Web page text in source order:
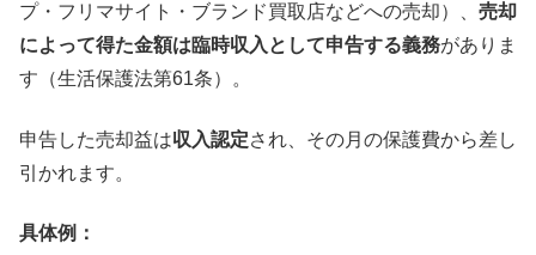
プ・フリマサイト・ブランド買取店などへの売却）、 売却
によって得た金額は臨時収入として申告する義務がありま
す（生活保護法第61条）。
申告した売却益は収入認定され、その月の保護費から差し
引かれます。
具体例：